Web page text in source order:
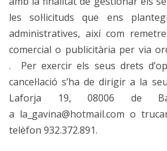
les sol·licituds que ens
administratives, així com
comercial o publicitària per via
. Per exercir els seus drets
cancel·lació s’ha de dirigir a la
Laforja 19, 08006 de
a la_gavina@hotmail.com o
telèfon 932.372.891.